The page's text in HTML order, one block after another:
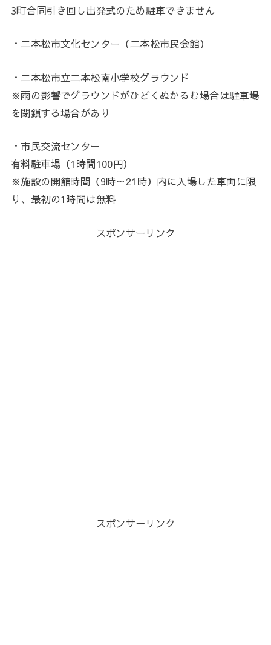
3町合同引き回し出発式のため駐車できません
・二本松市文化センター（二本松市民会館）
・二本松市立二本松南小学校グラウンド
※雨の影響でグラウンドがひどくぬかるむ場合は駐車場
を閉鎖する場合があり
・市民交流センター
有料駐車場（1時間100円）
※施設の開館時間（9時～21時）内に入場した車両に限
り、最初の1時間は無料
スポンサーリンク
スポンサーリンク